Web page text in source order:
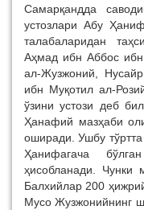
Самарқандда
устозлари Абу
талабаларидан
Аҳмад ибн Аббос
ал-Жузжоний,
ибн Муқотил ал-
ўзини устози деб
Ҳанафий мазҳаби
оширади. Ушбу
Ҳанифагача
ҳисобланади. Чунки
Балхийлар 200
Мусо Жузжонийнинг